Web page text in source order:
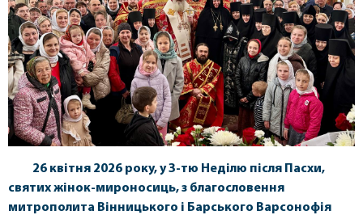
26 квітня 2026 року, у 3-тю Неділю після Пасхи,
святих жінок-мироносиць, з благословення
митрополита Вінницького і Барського Варсонофія